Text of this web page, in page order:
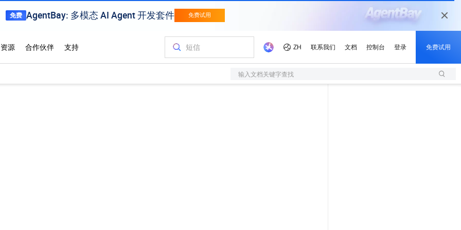
输入文档关键字查找